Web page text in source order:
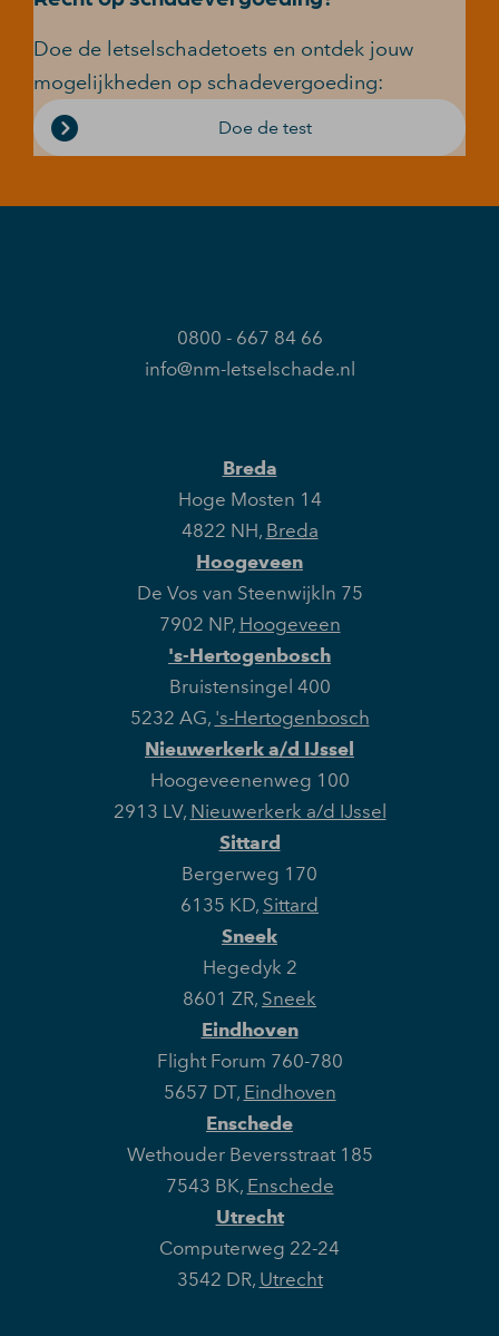
Doe de letselschadetoets en ontdek jouw
mogelijkheden op schadevergoeding:
Doe de test
0800 - 667 84 66
info@nm-letselschade.nl
Breda
Hoge Mosten 14
4822 NH, Breda
Hoogeveen
De Vos van Steenwijkln 75
7902 NP, Hoogeveen
's-Hertogenbosch
Bruistensingel 400
5232 AG, 's-Hertogenbosch
Nieuwerkerk a/d IJssel
Hoogeveenenweg 100
2913 LV, Nieuwerkerk a/d IJssel
Sittard
Bergerweg 170
6135 KD, Sittard
Sneek
Hegedyk 2
8601 ZR, Sneek
Eindhoven
Flight Forum 760-780
5657 DT, Eindhoven
Enschede
Wethouder Beversstraat 185
7543 BK, Enschede
Utrecht
Computerweg 22-24
3542 DR, Utrecht